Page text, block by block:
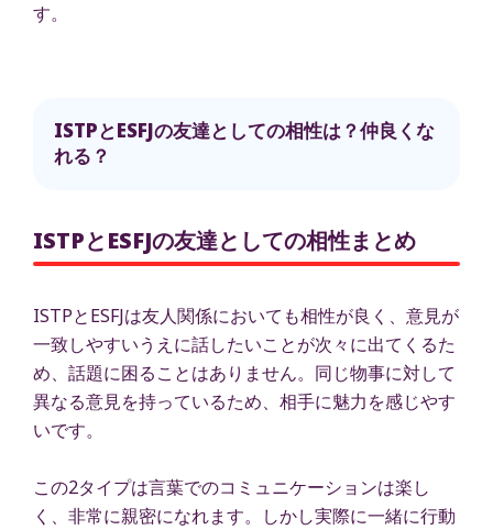
す。
ISTPとESFJの友達としての相性は？仲良くな
れる？
ISTPとESFJの友達としての相性まとめ
ISTPとESFJは友人関係においても相性が良く、意見が
一致しやすいうえに話したいことが次々に出てくるた
め、話題に困ることはありません。同じ物事に対して
異なる意見を持っているため、相手に魅力を感じやす
いです。
この2タイプは言葉でのコミュニケーションは楽し
く、非常に親密になれます。しかし実際に一緒に行動